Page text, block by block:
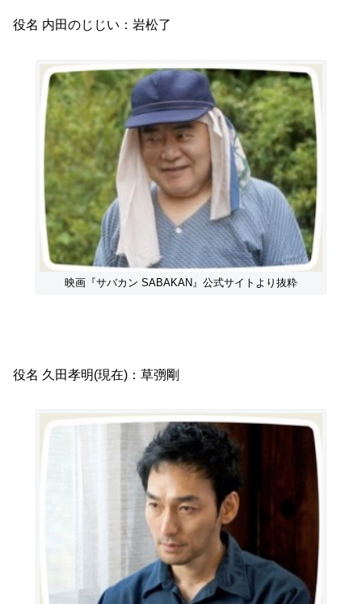
役名 内田のじじい：岩松了
映画『サバカン SABAKAN』公式サイトより抜粋
役名 久田孝明(現在)：草彅剛